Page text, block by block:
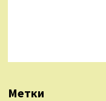
Метки